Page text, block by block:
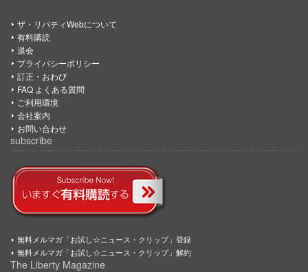
ザ・リバティWebについて
有料購読
退会
プライバシーポリシー
訂正・おわび
FAQ よくある質問
ご利用環境
会社案内
お問い合わせ
subscribe
無料メルマガ「お試し☆ニュース・クリップ」登録
無料メルマガ「お試し☆ニュース・クリップ」解約
The Liberty Magazine